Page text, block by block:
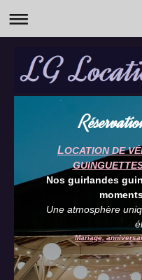
LOCATION DE
Nos guirlandes
Une atmosphère
Mariage,